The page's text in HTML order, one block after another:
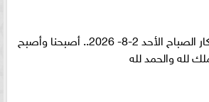
أذكار الصباح الأحد 2-8- 2026.. أصبحنا وأصبح
لله والحمد لله